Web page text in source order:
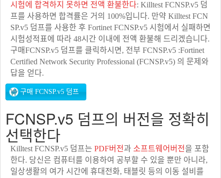
시험에 합격하지 못하면 전액 환불한다: Killtest FCNSP.v5 덤
프를 사용하면 합격률은 거의 100%입니다. 만약 Killtest FCN
SP.v5 덤프를 사용한 후 Fortinet FCNSP.v5 시험에서 실패하면
시험성적표에 따라 48시간 이내에 전액 환불해 드리겠습니다.
구매FCNSP.v5 덤프를 클릭하시면, 전부 FCNSP.v5 :Fortinet
Certified Network Security Professional (FCNSP.v5) 의 문제와
답을 얻다.
FCNSP.v5 덤프의 버전을 정확히
선택한다
Killtest FCNSP.v5 덤프는 PDF버전과 소프트웨어버전을 포함
한다. 당신은 컴퓨터를 이용하여 공부할 수 있을 뿐만 아니라,
일상생활의 여가 시간에 휴대전화, 태블릿 등의 이동 설비를